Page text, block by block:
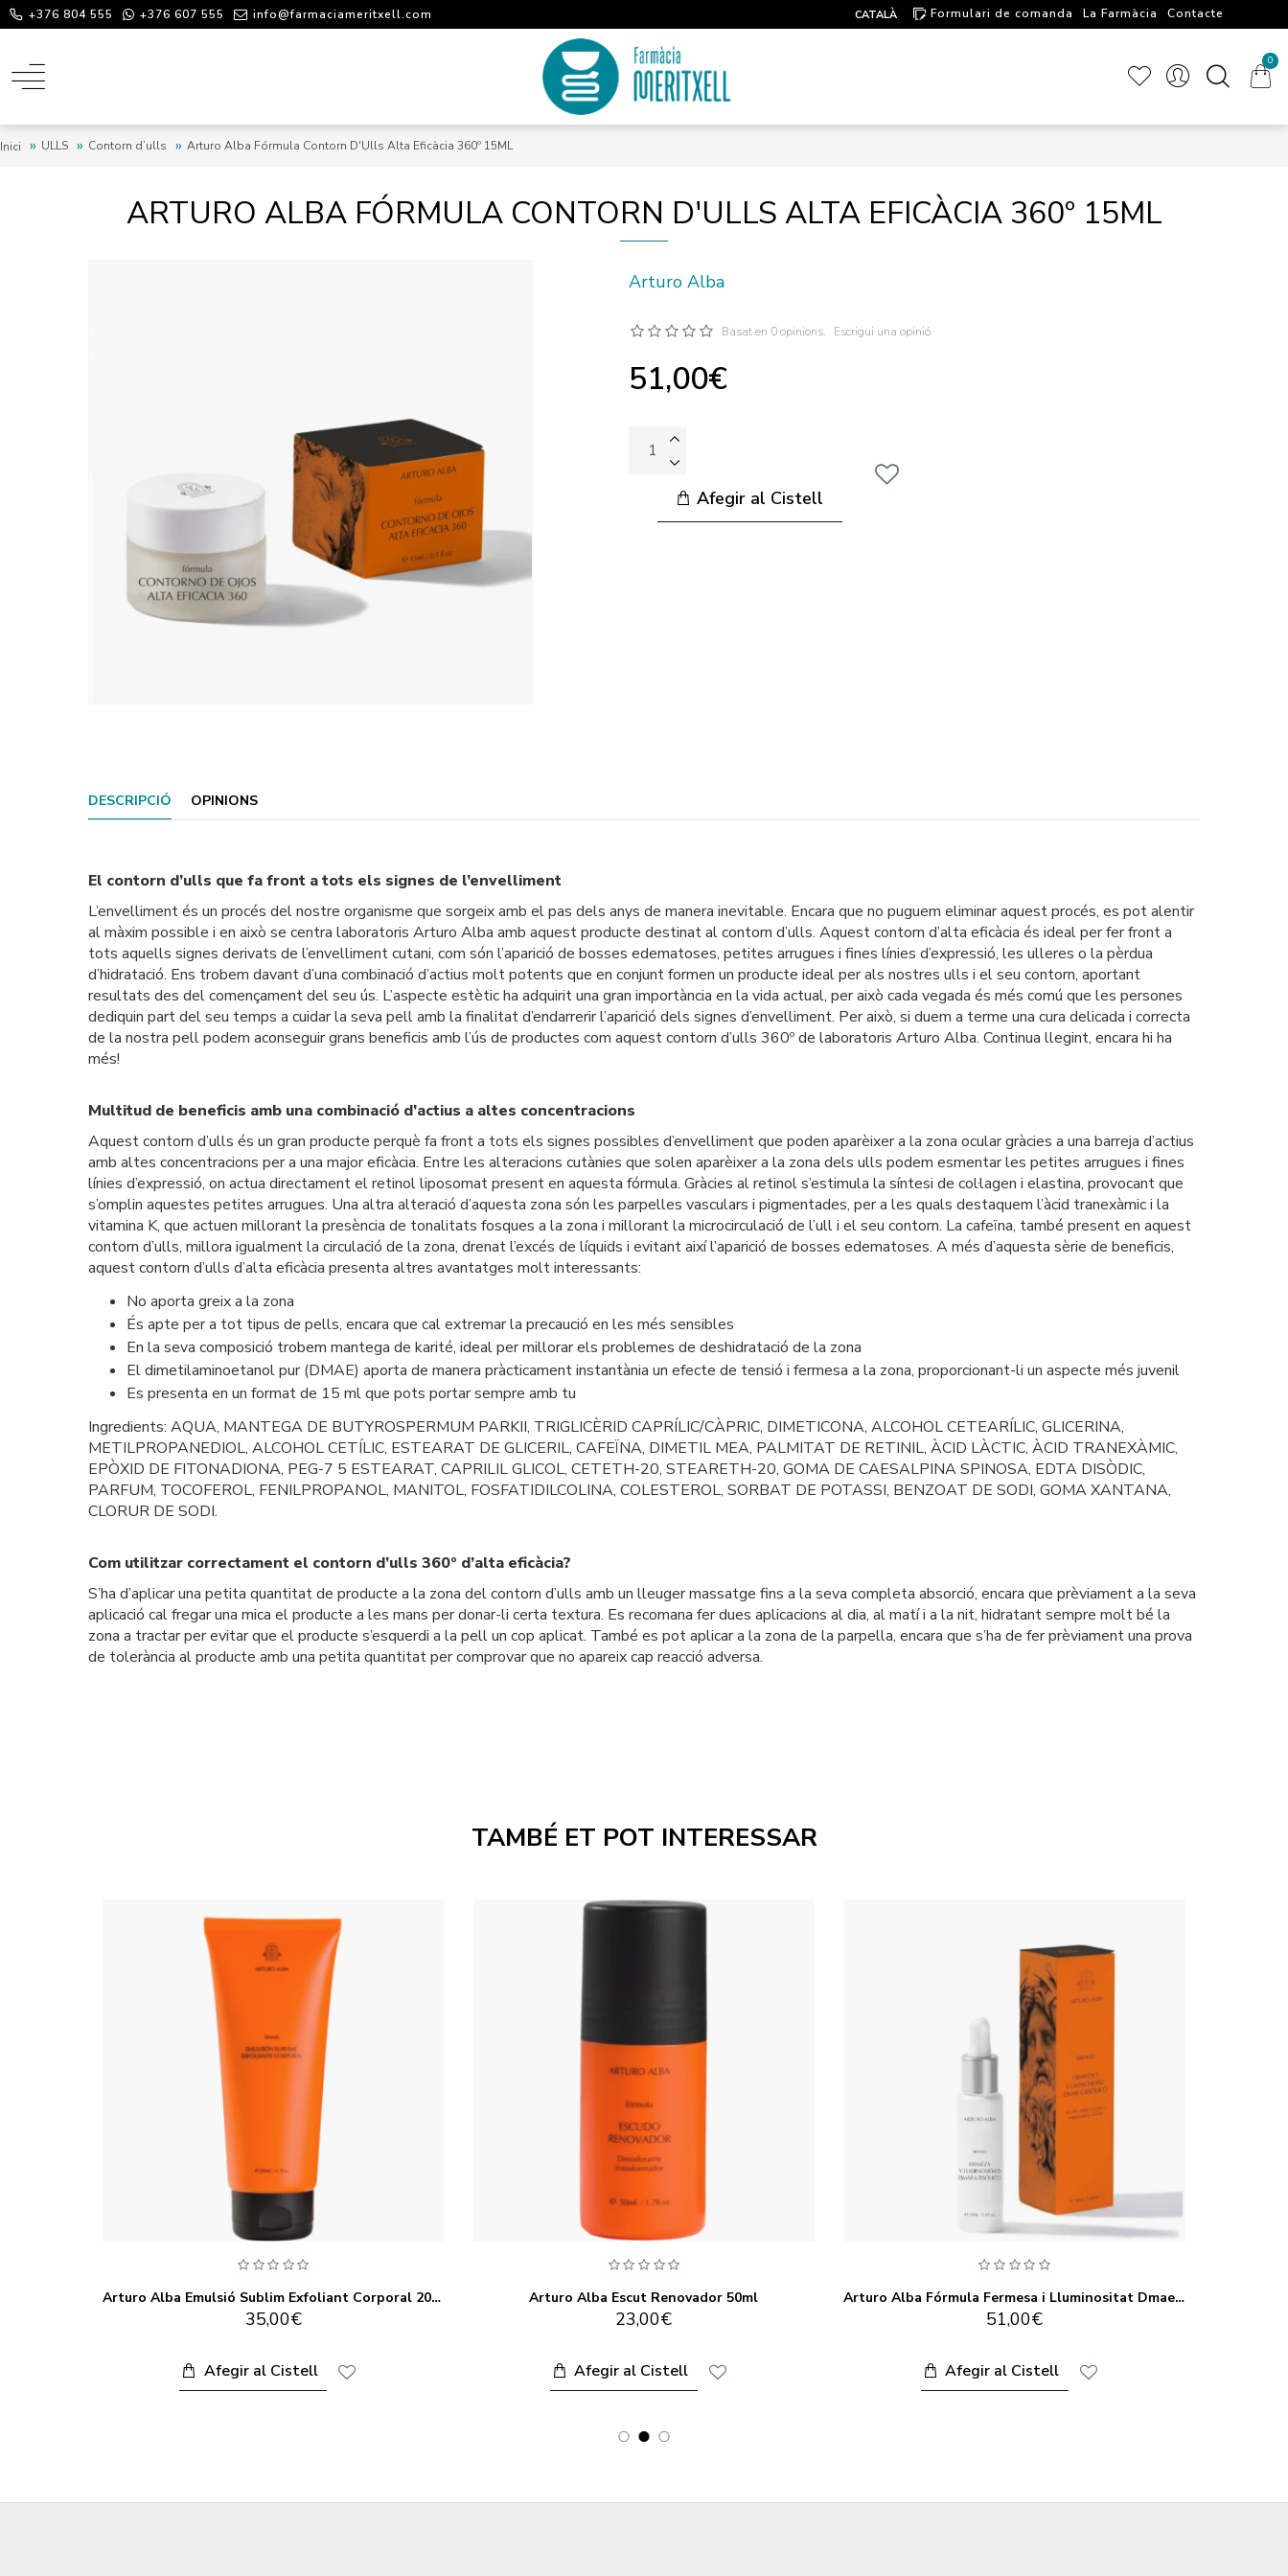
+376 804 555 +376 607 555 info@farmaciameritxell.com CATALÀ Formulari de comanda La Farmàcia
Contacte
0
Inici ULLS Contorn d’ulls Arturo Alba Fórmula Contorn D'Ulls Alta Eficàcia 360º 15ML
ARTURO ALBA FÓRMULA CONTORN D'ULLS ALTA EFICÀCIA 360º 15ML
Arturo Alba
Basat en 0 opinions. Escrigui una opinió
51,00€
Afegir al Cistell
TAMBÉ ET POT INTERESSAR
Arturo Alba Emulsió Sublim Exfoliant Corporal 200ml
35,00€
Afegir al Cistell
Arturo Alba Escut Renovador 50ml
23,00€
Afegir al Cistell
Arturo Alba Fórmula Fermesa i Lluminositat Dmae-Ursolic 30ML
51,00€
Afegir al Cistell
DESCRIPCIÓ OPINIONS
El contorn d’ulls que fa front a tots els signes de l’envelliment
L’envelliment és un procés del nostre organisme que sorgeix amb el pas dels anys de manera inevitable. Encara que no puguem eliminar aquest procés, es pot alentir
al màxim possible i en això se centra laboratoris Arturo Alba amb aquest producte destinat al contorn d’ulls. Aquest contorn d’alta eficàcia és ideal per fer front a
tots aquells signes derivats de l’envelliment cutani, com són l’aparició de bosses edematoses, petites arrugues i fines línies d’expressió, les ulleres o la pèrdua
d’hidratació. Ens trobem davant d’una combinació d’actius molt potents que en conjunt formen un producte ideal per als nostres ulls i el seu contorn, aportant
resultats des del començament del seu ús. L’aspecte estètic ha adquirit una gran importància en la vida actual, per això cada vegada és més comú que les persones
dediquin part del seu temps a cuidar la seva pell amb la finalitat d’endarrerir l’aparició dels signes d’envelliment. Per això, si duem a terme una cura delicada i correcta
de la nostra pell podem aconseguir grans beneficis amb l’ús de productes com aquest contorn d’ulls 360º de laboratoris Arturo Alba. Continua llegint, encara hi ha
més!
Multitud de beneficis amb una combinació d’actius a altes concentracions
Aquest contorn d’ulls és un gran producte perquè fa front a tots els signes possibles d’envelliment que poden aparèixer a la zona ocular gràcies a una barreja d’actius
amb altes concentracions per a una major eficàcia. Entre les alteracions cutànies que solen aparèixer a la zona dels ulls podem esmentar les petites arrugues i fines
línies d’expressió, on actua directament el retinol liposomat present en aquesta fórmula. Gràcies al retinol s’estimula la síntesi de col·lagen i elastina, provocant que
s’omplin aquestes petites arrugues. Una altra alteració d’aquesta zona són les parpelles vasculars i pigmentades, per a les quals destaquem l’àcid tranexàmic i la
vitamina K, que actuen millorant la presència de tonalitats fosques a la zona i millorant la microcirculació de l’ull i el seu contorn. La cafeïna, també present en aquest
contorn d’ulls, millora igualment la circulació de la zona, drenat l’excés de líquids i evitant així l’aparició de bosses edematoses. A més d’aquesta sèrie de beneficis,
aquest contorn d’ulls d’alta eficàcia presenta altres avantatges molt interessants:
No aporta greix a la zona
És apte per a tot tipus de pells, encara que cal extremar la precaució en les més sensibles
En la seva composició trobem mantega de karité, ideal per millorar els problemes de deshidratació de la zona
El dimetilaminoetanol pur (DMAE) aporta de manera pràcticament instantània un efecte de tensió i fermesa a la zona, proporcionant-li un aspecte més juvenil
Es presenta en un format de 15 ml que pots portar sempre amb tu
Ingredients: AQUA, MANTEGA DE BUTYROSPERMUM PARKII, TRIGLICÈRID CAPRÍLIC/CÀPRIC, DIMETICONA, ALCOHOL CETEARÍLIC, GLICERINA,
METILPROPANEDIOL, ALCOHOL CETÍLIC, ESTEARAT DE GLICERIL, CAFEÏNA, DIMETIL MEA, PALMITAT DE RETINIL, ÀCID LÀCTIC, ÀCID TRANEXÀMIC,
EPÒXID DE FITONADIONA, PEG-7 5 ESTEARAT, CAPRILIL GLICOL, CETETH-20, STEARETH-20, GOMA DE CAESALPINA SPINOSA, EDTA DISÒDIC,
PARFUM, TOCOFEROL, FENILPROPANOL, MANITOL, FOSFATIDILCOLINA, COLESTEROL, SORBAT DE POTASSI, BENZOAT DE SODI, GOMA XANTANA,
CLORUR DE SODI.
Com utilitzar correctament el contorn d’ulls 360º d’alta eficàcia?
S’ha d’aplicar una petita quantitat de producte a la zona del contorn d’ulls amb un lleuger massatge fins a la seva completa absorció, encara que prèviament a la seva
aplicació cal fregar una mica el producte a les mans per donar-li certa textura. Es recomana fer dues aplicacions al dia, al matí i a la nit, hidratant sempre molt bé la
zona a tractar per evitar que el producte s’esquerdi a la pell un cop aplicat. També es pot aplicar a la zona de la parpella, encara que s’ha de fer prèviament una prova
de tolerància al producte amb una petita quantitat per comprovar que no apareix cap reacció adversa.